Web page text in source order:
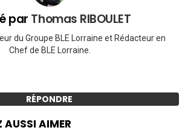
par Thomas RIBOULET
du Groupe BLE Lorraine et Rédacteur en
Chef de BLE Lorraine.
RÉPONDRE
AUSSI AIMER